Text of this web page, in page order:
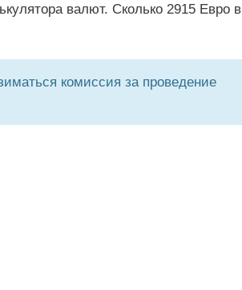
валют. Сколько 2915 Евро в
комиссия за проведение